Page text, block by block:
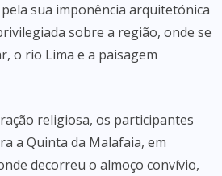
sua imponência arquitetónica
sobre a região, onde se
o rio Lima e a paisagem
religiosa, os participantes
a Quinta da Malafaia, em
decorreu o almoço convívio,